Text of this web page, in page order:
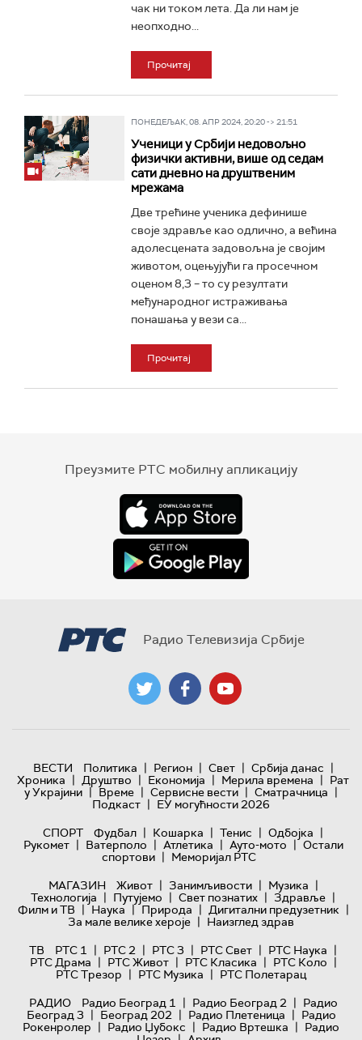
чак ни током лета. Да ли нам је
неопходно...
Прочитај
ПОНЕДЕЉАК, 08. АПР 2024, 20:20 -> 21:51
Ученици у Србији недовољно
физички активни, више од седам
сати дневно на друштвеним
мрежама
Две трећине ученика дефинише
своје здравље као одлично, а већина
адолесцената задовољна је својим
животом, оцењујући га просечном
оценом 8,3 – то су резултати
међународног истраживања
понашања у вези са...
Прочитај
Преузмите РТС мобилну апликацију
Радио Телевизија Србије
ВЕСТИ Политика | Регион | Свет | Србија данас |
Хроника | Друштво | Економија | Мерила времена | Рат
у Украјини | Време | Сервисне вести | Сматрачница |
Подкаст | ЕУ могућности 2026
СПОРТ
Фудбал | Кошарка | Тенис | Одбојка |
Рукомет | Ватерполо | Атлетика | Ауто-мото | Остали
спортови | Меморијал РТС
МАГАЗИН
Живот | Занимљивости | Музика |
Технологијa | Путујемо | Свет познатих | Здравље |
Филм и ТВ | Наука | Природа | Дигитални предузетник |
За мале велике хероје | Наизглед здрав
ТВ
РТС 1 | РТС 2 | РТС 3 | РТС Свет | РТС Наука |
РТС Драма | РТС Живот | РТС Класика | РТС Коло |
РТС Трезор | РТС Музика | РТС Полетарац
РАДИО
Радио Београд 1 | Радио Београд 2 | Радио
Београд 3 | Београд 202 | Радио Плетеница | Радио
Рокенролер | Радио Џубокс | Радио Вртешка | Радио